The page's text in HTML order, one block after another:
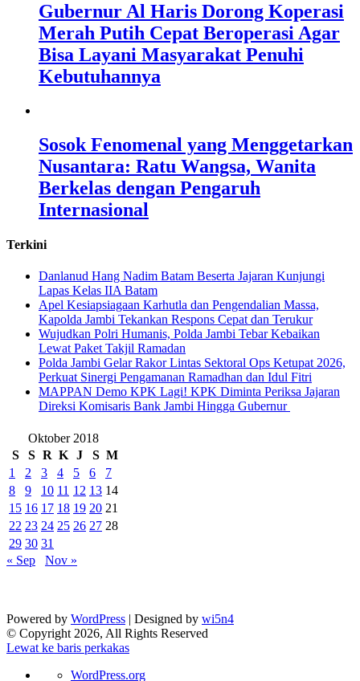
Gubernur Al Haris Dorong Koperasi
Merah Putih Cepat Beroperasi Agar
Bisa Layani Masyarakat Penuhi
Kebutuhannya
Sosok Fenomenal yang Menggetarkan
Nusantara: Ratu Wangsa, Wanita
Berkelas dengan Pengaruh
Internasional
Terkini
Danlanud Hang Nadim Batam Beserta Jajaran Kunjungi
Lapas Kelas IIA Batam
Apel Kesiapsiagaan Karhutla dan Pengendalian Massa,
Kapolda Jambi Tekankan Respons Cepat dan Terukur
Wujudkan Polri Humanis, Polda Jambi Tebar Kebaikan
Lewat Paket Takjil Ramadan
Polda Jambi Gelar Rakor Lintas Sektoral Ops Ketupat 2026,
Perkuat Sinergi Pengamanan Ramadhan dan Idul Fitri
‎MAPPAN Demo KPK Lagi! KPK Diminta Periksa Jajaran
Direksi Komisaris Bank Jambi Hingga Gubernur ‎
Oktober 2018
S
S R K J S M
1
2 3 4 5 6
7
8
9 10 11 12 13 14
15 16 17 18 19 20 21
22 23 24 25 26 27 28
29 30 31
« Sep
Nov »
Powered by WordPress | Designed by wi5n4
© Copyright 2026, All Rights Reserved
Lewat ke baris perkakas
TentangWordPress.org